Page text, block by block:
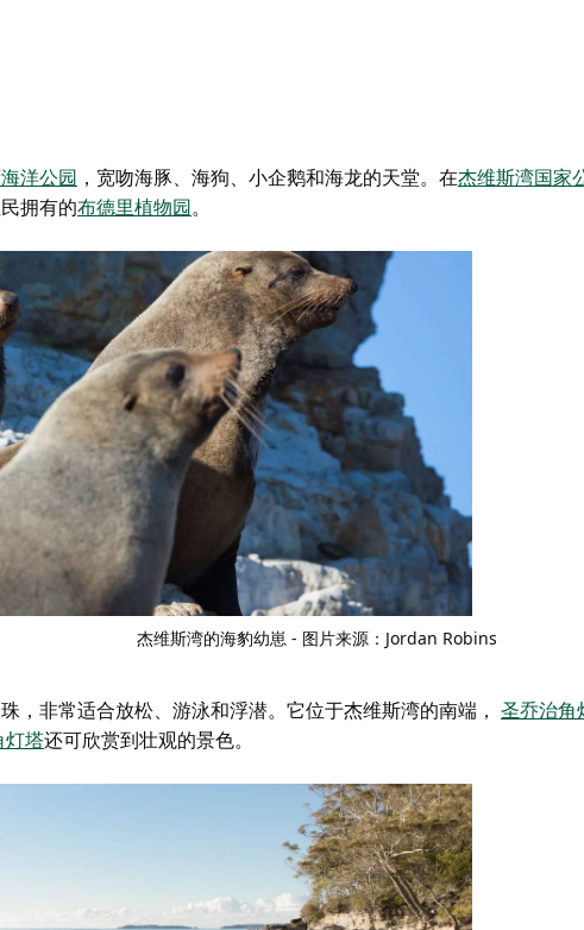
洋公园 ，宽吻海豚、海狗、小企鹅和海龙的天堂。在杰维斯湾国家
拥有的布德里植物园。
杰维斯湾的海豹幼崽 - 图片来源：Jordan Robins
，非常适合放松、游泳和浮潜。它位于杰维斯湾的南端， 圣乔治角
灯塔还可欣赏到壮观的景色。